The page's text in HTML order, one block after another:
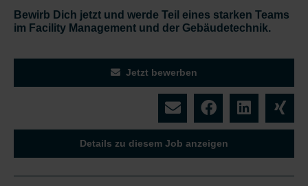
Bewirb Dich jetzt und werde Teil eines starken Teams
im Facility Management und der Gebäudetechnik.
Jetzt bewerben
Details zu diesem Job anzeigen